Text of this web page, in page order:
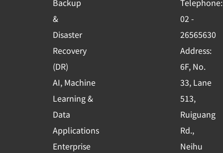
Backup
&
Disaster
Recovery
(DR)
AI, Machine
Learning &
Data
Applications
Enterprise
o
k
-
s
q
u
a
r
e
e
i
n
Telephone:
02 -
26565630
Address:
6F, No.
33, Lane
513,
Ruiguang
Rd.,
Neihu